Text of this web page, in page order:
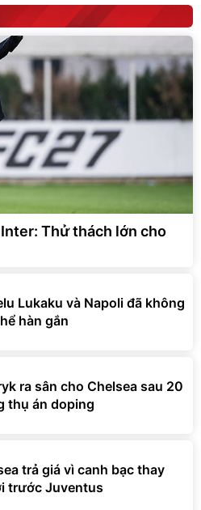
Thử thách lớn cho
Lukaku và Napoli đã không
hàn gắn
ra sân cho Chelsea sau 20
thụ án doping
trả giá vì canh bạc thay
trước Juventus